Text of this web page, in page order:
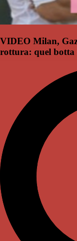
VIDEO Milan,
rottura: quel botta